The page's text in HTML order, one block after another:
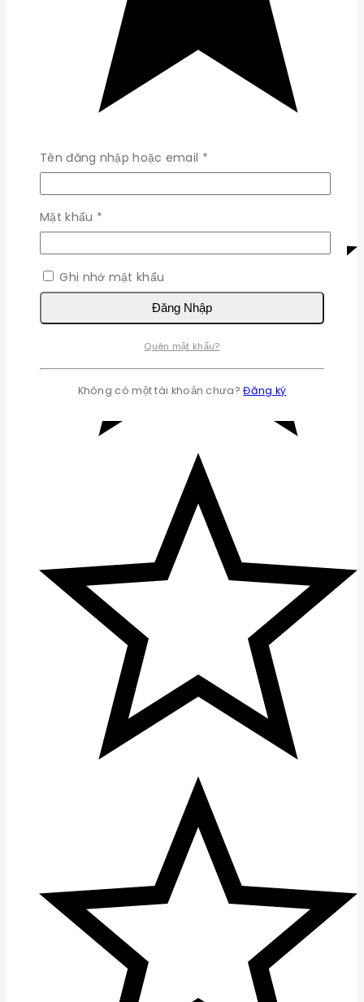
Tên đăng nhập hoặc email *Bắt
buộc
Mật khẩu *
buộc
Ghi nhớ mật khẩu
Đăng Nhập
Quên mật khẩu?
Không có một tài khoản chưa?Đăng ký